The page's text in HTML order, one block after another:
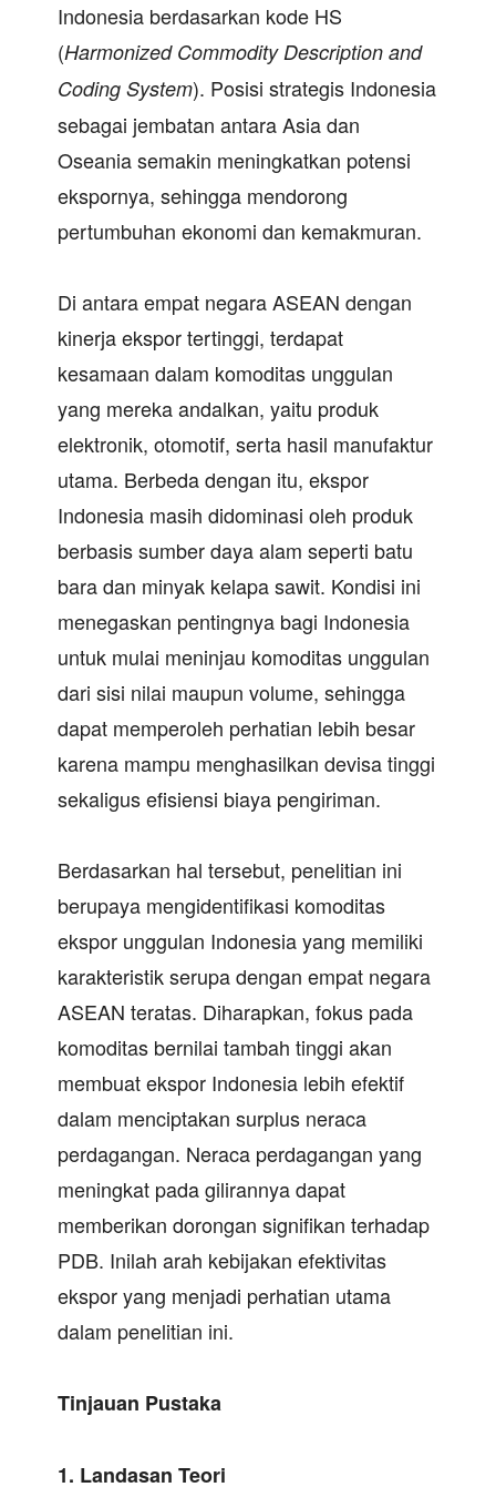
Indonesia berdasarkan kode HS
(Harmonized Commodity Description and
Coding System). Posisi strategis Indonesia
sebagai jembatan antara Asia dan
Oseania semakin meningkatkan potensi
ekspornya, sehingga mendorong
pertumbuhan ekonomi dan kemakmuran.
Di antara empat negara ASEAN dengan
kinerja ekspor tertinggi, terdapat
kesamaan dalam komoditas unggulan
yang mereka andalkan, yaitu produk
elektronik, otomotif, serta hasil manufaktur
utama. Berbeda dengan itu, ekspor
Indonesia masih didominasi oleh produk
berbasis sumber daya alam seperti batu
bara dan minyak kelapa sawit. Kondisi ini
menegaskan pentingnya bagi Indonesia
untuk mulai meninjau komoditas unggulan
dari sisi nilai maupun volume, sehingga
dapat memperoleh perhatian lebih besar
karena mampu menghasilkan devisa tinggi
sekaligus efisiensi biaya pengiriman.
Berdasarkan hal tersebut, penelitian ini
berupaya mengidentifikasi komoditas
ekspor unggulan Indonesia yang memiliki
karakteristik serupa dengan empat negara
ASEAN teratas. Diharapkan, fokus pada
komoditas bernilai tambah tinggi akan
membuat ekspor Indonesia lebih efektif
dalam menciptakan surplus neraca
perdagangan. Neraca perdagangan yang
meningkat pada gilirannya dapat
memberikan dorongan signifikan terhadap
PDB. Inilah arah kebijakan efektivitas
ekspor yang menjadi perhatian utama
dalam penelitian ini.
Tinjauan Pustaka
1. Landasan Teori